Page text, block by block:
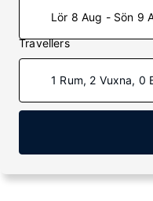
Lör 8 Aug - Sön 9
Travellers
1 Rum, 2 Vuxna, 0